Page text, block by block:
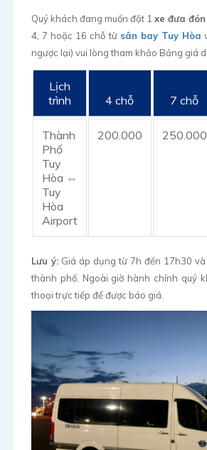
Quý khách đang muốn đặt 1 xe đưa
4, 7 hoặc 16 chỗ từ sân bay Tuy Hòa
ngược lại) vui lòng tham khảo Bảng giá
Lịch
trình
4 chỗ 7 chỗ
Thành
Phố
Tuy
Hòa ⇔
Tuy
Hòa
Airport
200.000 250.000
Lưu ý:Giá áp dụng từ 7h đến 17h30 và
thành phố. Ngoài giờ hành chính quý
thoại trực tiếp để được báo giá.